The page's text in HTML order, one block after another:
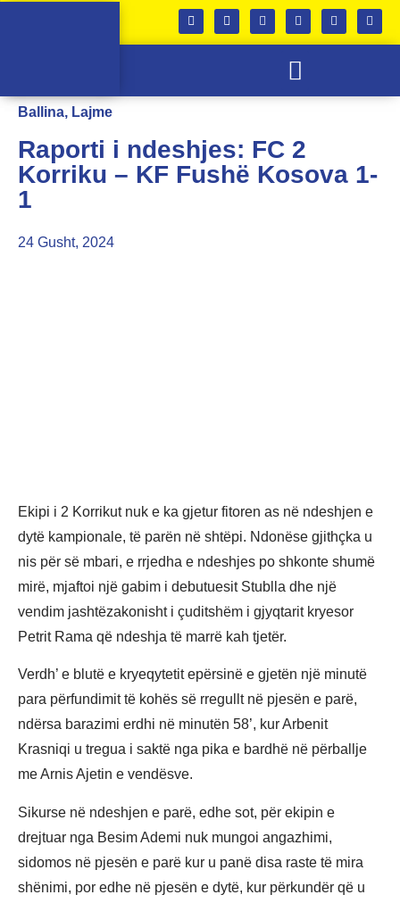
Ballina, Lajme
Raporti i ndeshjes: FC 2
Korriku – KF Fushë Kosova 1-
1
24 Gusht, 2024
Ekipi i 2 Korrikut nuk e ka gjetur fitoren as në ndeshjen e
dytë kampionale, të parën në shtëpi. Ndonëse gjithçka u
nis për së mbari, e rrjedha e ndeshjes po shkonte shumë
mirë, mjaftoi një gabim i debutuesit Stublla dhe një
vendim jashtëzakonisht i çuditshëm i gjyqtarit kryesor
Petrit Rama që ndeshja të marrë kah tjetër.
Verdh’ e blutë e kryeqytetit epërsinë e gjetën një minutë
para përfundimit të kohës së rregullt në pjesën e parë,
ndërsa barazimi erdhi në minutën 58’, kur Arbenit
Krasniqi u tregua i saktë nga pika e bardhë në përballje
me Arnis Ajetin e vendësve.
Sikurse në ndeshjen e parë, edhe sot, për ekipin e
drejtuar nga Besim Ademi nuk mungoi angazhimi,
sidomos në pjesën e parë kur u panë disa raste të mira
shënimi, por edhe në pjesën e dytë, kur përkundër që u